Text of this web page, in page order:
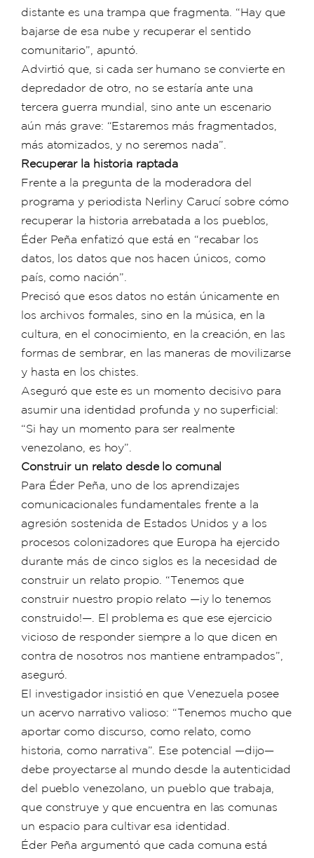
distante es una trampa que fragmenta. “Hay que
bajarse de esa nube y recuperar el sentido
comunitario”, apuntó.
Advirtió que, si cada ser humano se convierte en
depredador de otro, no se estaría ante una
tercera guerra mundial, sino ante un escenario
aún más grave: “Estaremos más fragmentados,
más atomizados, y no seremos nada”.
Recuperar la historia raptada
Frente a la pregunta de la moderadora del
programa y periodista Nerliny Carucí sobre cómo
recuperar la historia arrebatada a los pueblos,
Éder Peña enfatizó que está en “recabar los
datos, los datos que nos hacen únicos, como
país, como nación”.
Precisó que esos datos no están únicamente en
los archivos formales, sino en la música, en la
cultura, en el conocimiento, en la creación, en las
formas de sembrar, en las maneras de movilizarse
y hasta en los chistes.
Aseguró que este es un momento decisivo para
asumir una identidad profunda y no superficial:
“Si hay un momento para ser realmente
venezolano, es hoy”.
Construir un relato desde lo comunal
Para Éder Peña, uno de los aprendizajes
comunicacionales fundamentales frente a la
agresión sostenida de Estados Unidos y a los
procesos colonizadores que Europa ha ejercido
durante más de cinco siglos es la necesidad de
construir un relato propio. “Tenemos que
construir nuestro propio relato —¡y lo tenemos
construido!—. El problema es que ese ejercicio
vicioso de responder siempre a lo que dicen en
contra de nosotros nos mantiene entrampados”,
aseguró.
El investigador insistió en que Venezuela posee
un acervo narrativo valioso: “Tenemos mucho que
aportar como discurso, como relato, como
historia, como narrativa”. Ese potencial —dijo—
debe proyectarse al mundo desde la autenticidad
del pueblo venezolano, un pueblo que trabaja,
que construye y que encuentra en las comunas
un espacio para cultivar esa identidad.
Éder Peña argumentó que cada comuna está